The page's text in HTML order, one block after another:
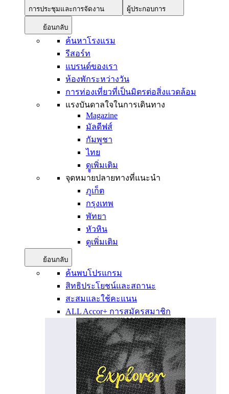
การประชุมและการจัดงาน ผู้ประกอบการ
ย้อนกลับ
ค้นหาโรงแรม
รีสอร์ท
แบรนด์ของเรา
ห้องพักระหว่างวัน
การท่องเที่ยวที่เป็นมิตรต่อสิ่งแวดล้อม
แรงบันดาลใจในการเดินทาง
Magazine
มัลดีฟส์
กัมพูชา
ไทย
ดููเพิ่มเติม
จุดหมายปลายทางที่แนะนำ
ภูเก็ต
กรุงเทพ
พัทยา
หัวหิน
ดูเพิ่มเติม
ย้อนกลับ
ค้นพบโปรแกรม
สิทธิประโยชน์และสถานะ
สะสมและใช้คะแนน
ALL Accor+ การสมัครสมาชิก